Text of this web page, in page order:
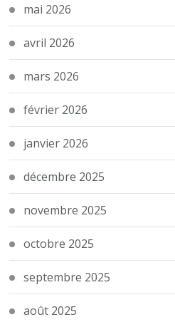
mai 2026
avril 2026
mars 2026
février 2026
janvier 2026
décembre 2025
novembre 2025
octobre 2025
septembre 2025
août 2025